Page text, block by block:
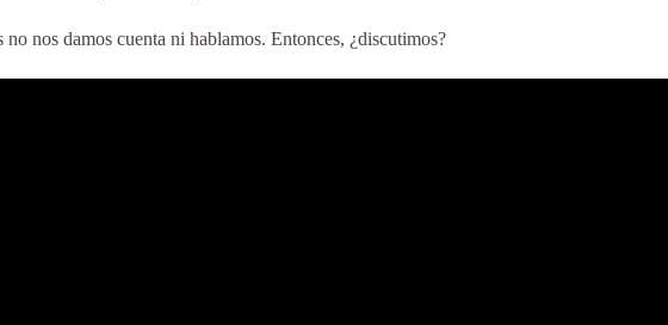
nos damos cuenta ni hablamos. Entonces, ¿discutimos?